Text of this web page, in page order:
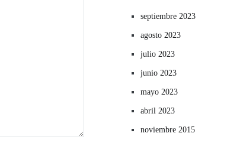
septiembre 2023
agosto 2023
julio 2023
junio 2023
mayo 2023
abril 2023
noviembre 2015